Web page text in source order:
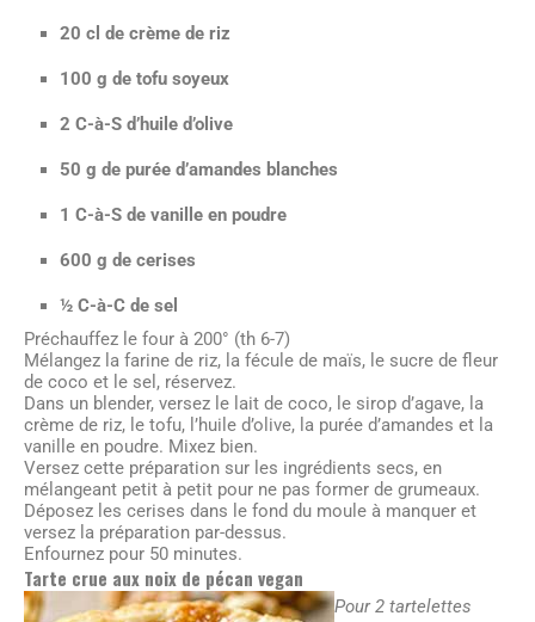
20 cl de crème de riz
100 g de tofu soyeux
2 C-à-S d’huile d’olive
50 g de purée d’amandes blanches
1 C-à-S de vanille en poudre
600 g de cerises
½ C-à-C de sel
Préchauffez le four à 200° (th 6-7)
Mélangez la farine de riz, la fécule de maïs, le sucre de fleur
de coco et le sel, réservez.
Dans un blender, versez le lait de coco, le sirop d’agave, la
crème de riz, le tofu, l’huile d’olive, la purée d’amandes et la
vanille en poudre. Mixez bien.
Versez cette préparation sur les ingrédients secs, en
mélangeant petit à petit pour ne pas former de grumeaux.
Déposez les cerises dans le fond du moule à manquer et
versez la préparation par-dessus.
Enfournez pour 50 minutes.
Tarte crue aux noix de pécan vegan
Pour 2 tartelettes